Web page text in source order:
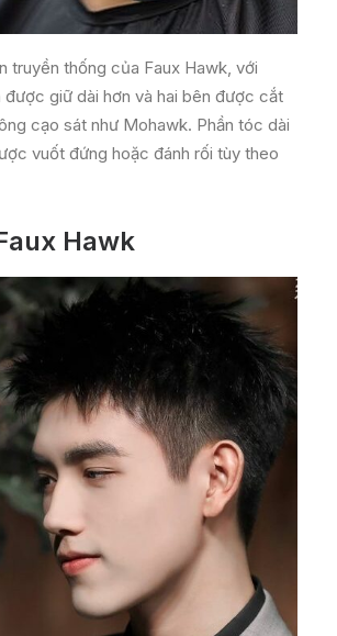
truyền thống của Faux Hawk, với
giữ dài hơn và hai bên được cắt
cạo sát như Mohawk. Phần tóc dài
vuốt đứng hoặc đánh rối tùy theo
Hawk